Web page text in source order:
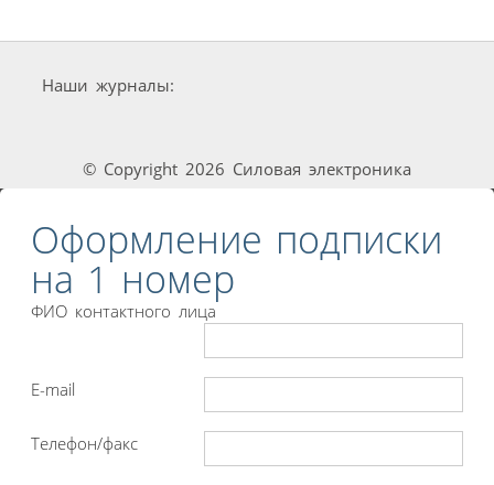
Наши журналы:
© Copyright 2026 Силовая электроника
Оформление подписки
на 1 номер
ФИО контактного лица
E-mail
Телефон/факс